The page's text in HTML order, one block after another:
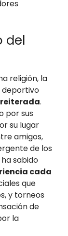
del
religión, la
deportivo
.
por sus
su lugar
amigos,
de los
sabido
cada
que
y torneos
de
la